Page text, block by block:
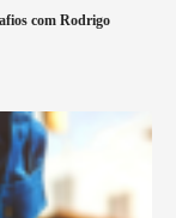
com Rodrigo